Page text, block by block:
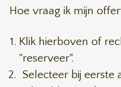
Hoe vraag ik mijn
Klik hierboven of
"reserveer".
Selecteer bij eerste